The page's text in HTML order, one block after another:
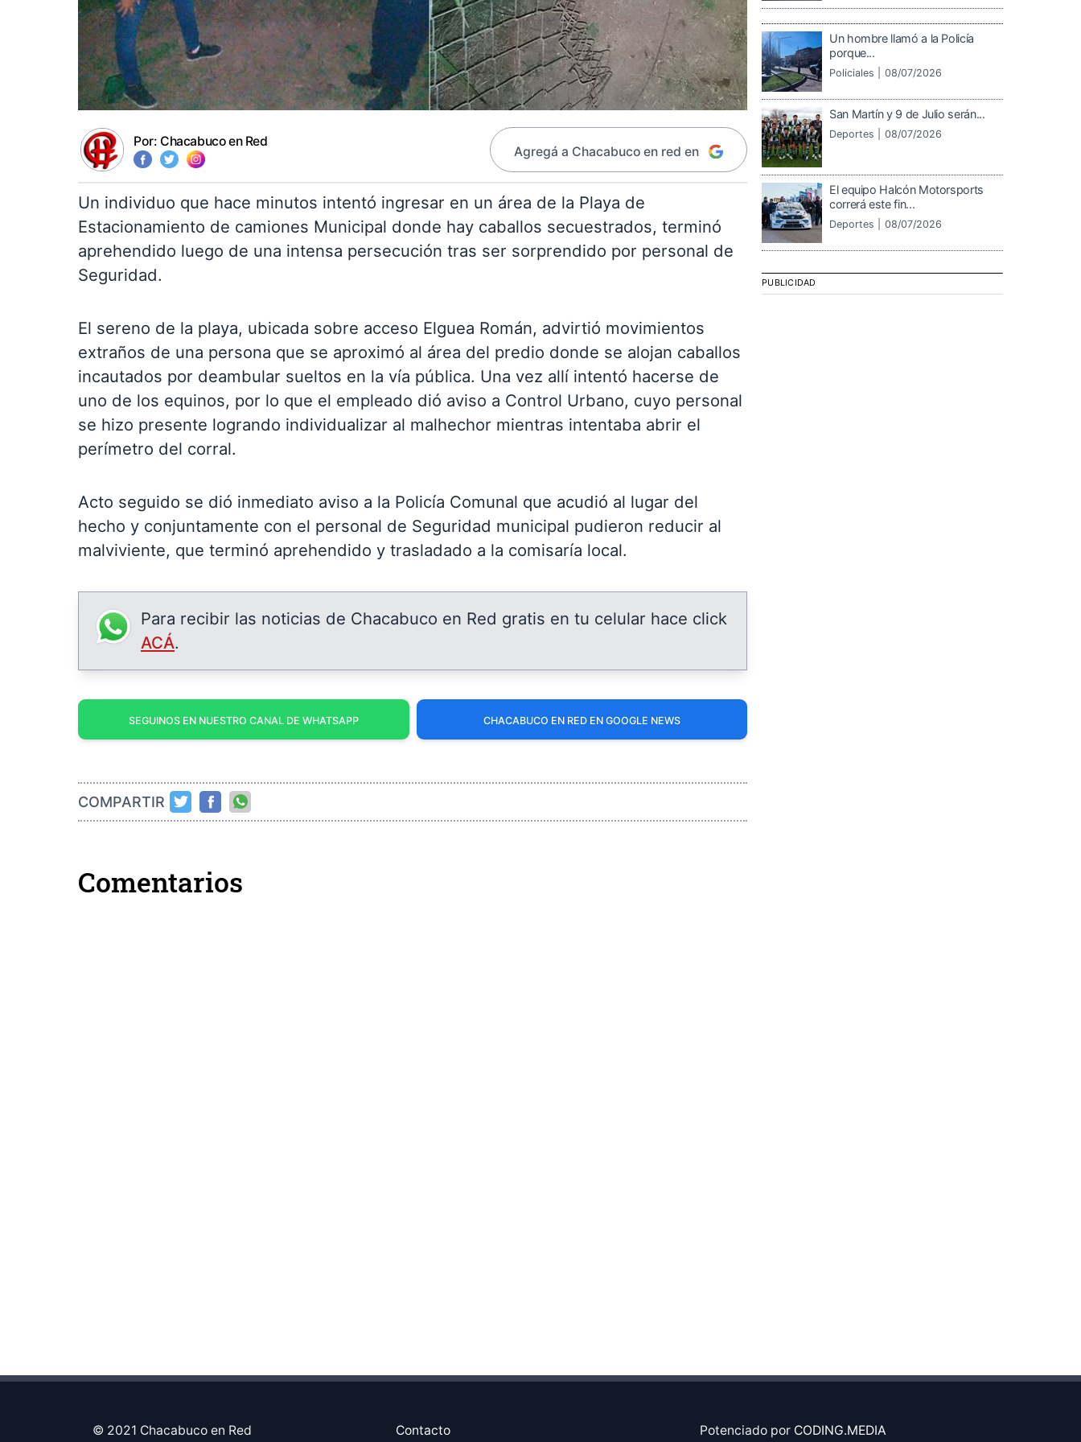
Por: Chacabuco en Red
Agregá a Chacabuco en red en
Un individuo que hace minutos intentó ingresar en un área de la Playa de
Estacionamiento de camiones Municipal donde hay caballos secuestrados, terminó
aprehendido luego de una intensa persecución tras ser sorprendido por personal de
Seguridad.
El sereno de la playa, ubicada sobre acceso Elguea Román, advirtió movimientos
extraños de una persona que se aproximó al área del predio donde se alojan caballos
incautados por deambular sueltos en la vía pública. Una vez allí intentó hacerse de
uno de los equinos, por lo que el empleado dió aviso a Control Urbano, cuyo personal
se hizo presente logrando individualizar al malhechor mientras intentaba abrir el
perímetro del corral.
Acto seguido se dió inmediato aviso a la Policía Comunal que acudió al lugar del
hecho y conjuntamente con el personal de Seguridad municipal pudieron reducir al
malviviente, que terminó aprehendido y trasladado a la comisaría local.
Para recibir las noticias de Chacabuco en Red gratis en tu celular hace click
ACÁ.
SEGUINOS EN NUESTRO CANAL DE WHATSAPP CHACABUCO EN RED EN GOOGLE NEWS
COMPARTIR
Comentarios
Un hombre llamó a la Policía
porque...
Policiales | 08/07/2026
San Martín y 9 de Julio serán...
Deportes | 08/07/2026
El equipo Halcón Motorsports
correrá este fin...
Deportes | 08/07/2026
PUBLICIDAD
© 2021 Chacabuco en Red Contacto Potenciado por CODING.MEDIA